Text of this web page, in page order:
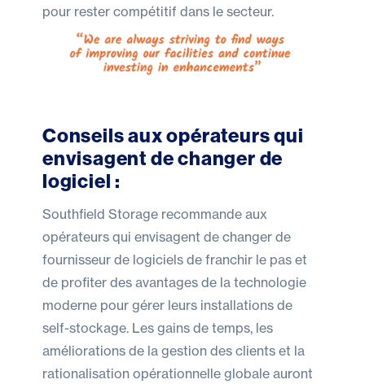
pour rester compétitif dans le secteur.
Conseils aux opérateurs qui
envisagent de changer de
logiciel :
Southfield Storage recommande aux
opérateurs qui envisagent de changer de
fournisseur de logiciels de franchir le pas et
de profiter des avantages de la technologie
moderne pour gérer leurs installations de
self-stockage. Les gains de temps, les
améliorations de la gestion des clients et la
rationalisation opérationnelle globale auront